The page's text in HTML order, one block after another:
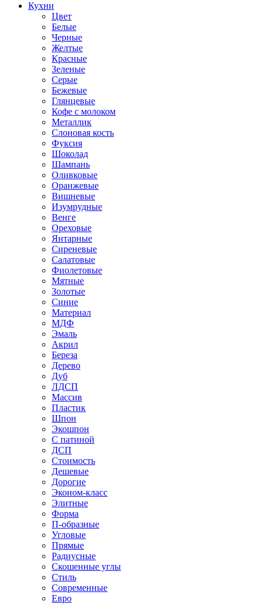
Кухни
Цвет
Белые
Черные
Желтые
Красные
Зеленые
Серые
Бежевые
Глянцевые
Кофе с молоком
Металлик
Слоновая кость
Фуксия
Шоколад
Шампань
Оливковые
Оранжевые
Вишневые
Изумрудные
Венге
Ореховые
Янтарные
Сиреневые
Салатовые
Фиолетовые
Мятные
Золотые
Синие
Материал
МДФ
Эмаль
Акрил
Береза
Дерево
Дуб
ЛДСП
Массив
Пластик
Шпон
Экошпон
С патиной
ДСП
Стоимость
Дешевые
Дорогие
Эконом-класс
Элитные
Форма
П-образные
Угловые
Прямые
Радиусные
Скошенные углы
Стиль
Современные
Евро